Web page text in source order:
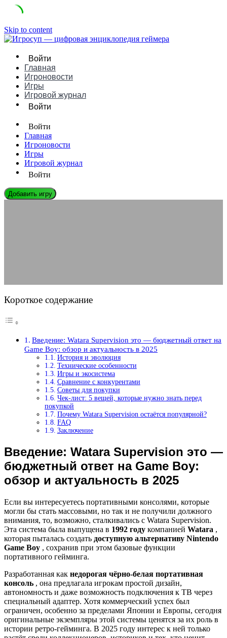
Skip to content
Войти
Главная
Игроновости
Игры
Игровой журнал
Войти
Войти
Главная
Игроновости
Игры
Игровой журнал
Войти
Добавить игру
Короткое содержание
Введение: Watara Supervision это — бюджетный ответ на
Game Boy: обзор и актуальность в 2025
История и эволюция
Технические особенности
Игры и экосистема
Сравнение с конкурентами
Советы для покупки
Чек-лист: 5 вещей, которые нужно знать перед
покупкой
Почему Watara Supervision остаётся популярной?
FAQ
Заключение
Введение: Watara Supervision это —
бюджетный ответ на Game Boy:
обзор и актуальность в 2025
Если вы интересуетесь портативными консолями, которые
могли бы стать массовыми, но так и не получили должного
внимания, то, возможно, сталкивались с Watara Supervision.
Эта система была выпущена в 1992 году компанией Watara ,
которая пыталась создать доступную альтернативу Nintendo
Game Boy , сохранив при этом базовые функции
портативного гейминга.
Разработанная как недорогая чёрно-белая портативная
консоль , она предлагала игрокам простой дизайн,
автономность и даже возможность подключения к ТВ через
специальный адаптер. Хотя коммерческий успех был
ограничен, особенно за пределами Японии и Европы, сегодня
оригинальные экземпляры этой системы ценятся за их роль в
истории ретро-гейминга. В 2025 году интерес к ней только